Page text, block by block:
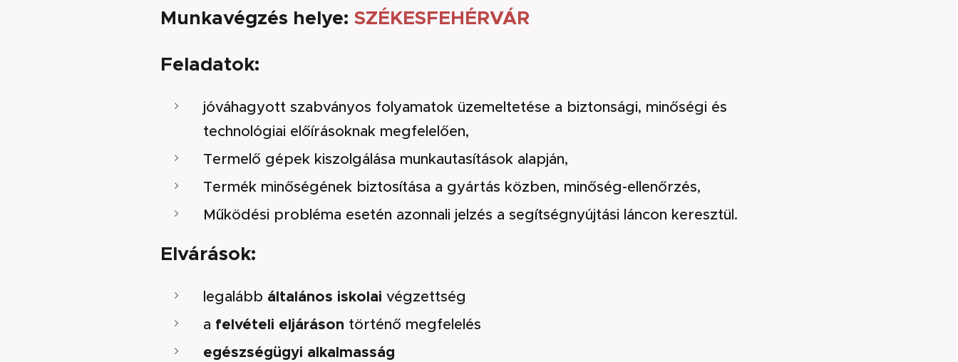
Munkavégzés helye: SZÉKESFEHÉRVÁR
Feladatok:
jóváhagyott szabványos folyamatok üzemeltetése a biztonsági, minőségi és
technológiai előírásoknak megfelelően,
Termelő gépek kiszolgálása munkautasítások alapján,
Termék minőségének biztosítása a gyártás közben, minőség-ellenőrzés,
Működési probléma esetén azonnali jelzés a segítségnyújtási láncon keresztül.
Elvárások:
legalább általános iskolai végzettség
a felvételi eljáráson történő megfelelés
egészségügyi alkalmasság